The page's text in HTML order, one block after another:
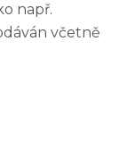
např.
včetně